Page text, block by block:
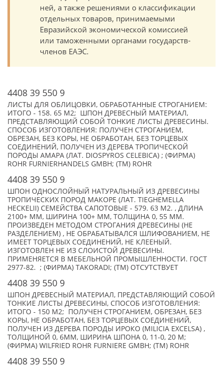
ней, а также решениями о классификации
отдельных товаров, принимаемыми
Евразийской экономической комиссией
или таможенными органами государств-
членов ЕАЭС.
4408 39 550 9
ЛИСТЫ ДЛЯ ОБЛИЦОВКИ, ОБРАБОТАННЫЕ СТРОГАНИЕМ:
ИТОГО - 158. 65 М2; ШПОН ДРЕВЕСНЫЙ МАТЕРИАЛ,
ПРЕДСТАВЛЯЮЩИЙ СОБОЙ ТОНКИЕ ЛИСТЫ ДРЕВЕСИНЫ.
СПОСОБ ИЗГОТОВЛЕНИЯ: ПОЛУЧЕН СТРОГАНИЕМ,
ОБРЕЗАН, БЕЗ КОРЫ, НЕ ОБРАБОТАН, БЕЗ ТОРЦЕВЫХ
СОЕДИНЕНИЙ, ПОЛУЧЕН ИЗ ДЕРЕВА ТРОПИЧЕСКОЙ
ПОРОДЫ АМАРА (ЛАТ. DIOSPYROS CELEBICA) ; (ФИРМА)
ROHR FURNIERHANDELS GMBH; (TM) ROHR
4408 39 550 9
ШПОН ОДНОСЛОЙНЫЙ НАТУРАЛЬНЫЙ ИЗ ДРЕВЕСИНЫ
ТРОПИЧЕСКИХ ПОРОД МАКОРЕ (ЛАТ. TIEGHEMELLA
HECKELII) СЕМЕЙСТВА САПОТОВЫЕ - 579. 63 М2. , ДЛИНА
2100+ ММ, ШИРИНА 100+ ММ, ТОЛЩИНА 0, 55 ММ.
ПРОИЗВЕДЕН МЕТОДОМ СТРОГАНИЯ ДРЕВЕСИНЫ (НЕ
РАЗДЕЛЕНИЕМ) , НЕ ОБРАБАТЫВАЛСЯ ШЛИФОВАНИЕМ, НЕ
ИМЕЕТ ТОРЦЕВЫХ СОЕДИНЕНИЙ, НЕ КЛЕЕНЫЙ.
ИЗГОТОВЛЕН НЕ ИЗ СЛОИСТОЙ ДРЕВЕСИНЫ.
ПРИМЕНЯЕТСЯ В МЕБЕЛЬНОЙ ПРОМЫШЛЕННОСТИ. ГОСТ
2977-82. ; (ФИРМА) TAKORADI; (TM) ОТСУТСТВУЕТ
4408 39 550 9
ШПОН ДРЕВЕСНЫЙ МАТЕРИАЛ, ПРЕДСТАВЛЯЮЩИЙ СОБОЙ
ТОНКИЕ ЛИСТЫ ДРЕВЕСИНЫ, СПОСОБ ИЗГОТОВЛЕНИЯ:
ИТОГО - 150 М2; ПОЛУЧЕН СТРОГАНИЕМ, ОБРЕЗАН, БЕЗ
КОРЫ, НЕ ОБРАБОТАН, БЕЗ ТОРЦЕВЫХ СОЕДИНЕНИЙ,
ПОЛУЧЕН ИЗ ДЕРЕВА ПОРОДЫ ИРОКО (MILICIA EXCELSA) ,
ТОЛЩИНОЙ 0, 6ММ, ШИРИНА ШПОНА 0, 11-0, 20 М;
(ФИРМА) WILFRIED ROHR FURNIERE GMBH; (TM) ROHR
4408 39 550 9